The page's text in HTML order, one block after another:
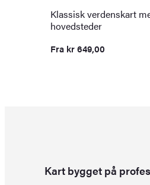
Klassisk verdenskart
hovedsteder
Fra kr649,00
Kart bygget på